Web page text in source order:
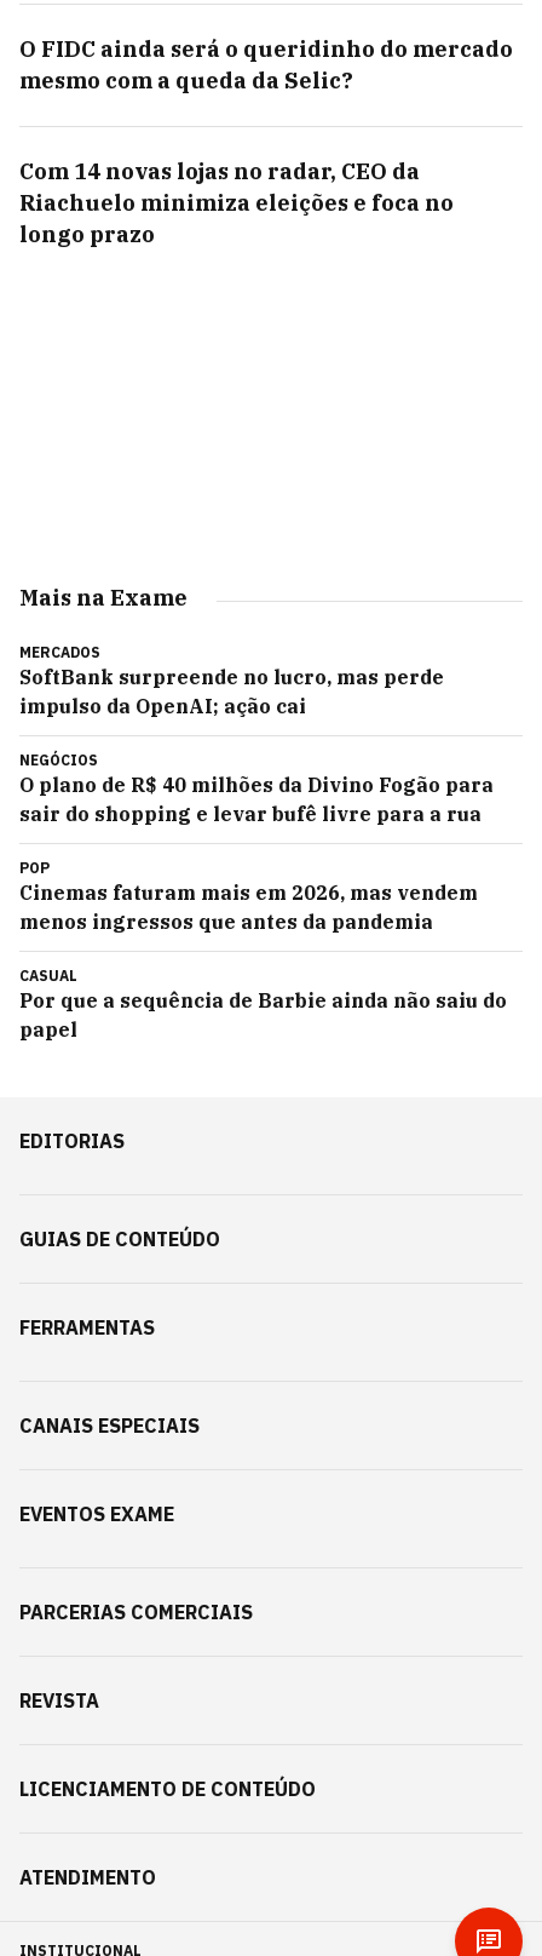
O FIDC ainda será o queridinho do mercado
mesmo com a queda da Selic?
Com 14 novas lojas no radar, CEO da
Riachuelo minimiza eleições e foca no
longo prazo
Mais na Exame
MERCADOS
SoftBank surpreende no lucro, mas perde
impulso da OpenAI; ação cai
NEGÓCIOS
O plano de R$ 40 milhões da Divino Fogão para
sair do shopping e levar bufê livre para a rua
POP
Cinemas faturam mais em 2026, mas vendem
menos ingressos que antes da pandemia
CASUAL
Por que a sequência de Barbie ainda não saiu do
papel
EDITORIAS
GUIAS DE CONTEÚDO
FERRAMENTAS
CANAIS ESPECIAIS
EVENTOS EXAME
PARCERIAS COMERCIAIS
REVISTA
LICENCIAMENTO DE CONTEÚDO
ATENDIMENTO
INSTITUCIONAL